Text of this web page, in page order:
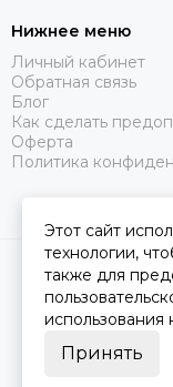
Нижнее меню
Личный кабинет
Обратная связь
Блог
Как сделать
Оферта
Политика
2026
Этот сайт
технологии,
также для
использования
Принять